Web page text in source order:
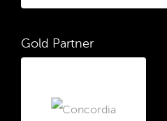
Gold Partner